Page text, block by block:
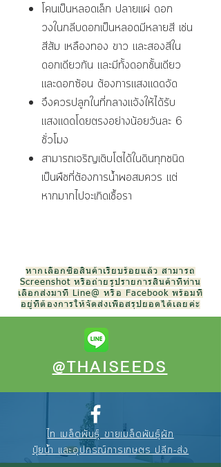
โคนเป็นหลอดเล็ก ปลายแผ่ ดอก
วงในกลีบดอกเป็นหลอดมีหลายสี เช่น
สีส้ม เหลืองทอง ขาว และสองสีใน
ดอกเดียวกัน และมีทั้งดอกชั้นเดียว
และดอกซ้อน ต้องการแสงแดดจัด
จึงควรปลูกในที่กลางแจ้งให้ได้รับ
แสงแดดโดยตรงอย่างน้อยวันละ 6
ชั่วโมง
สามารถเจริญเติบโตได้ในดินทุกชนิด
เป็นพืชที่ต้องการน้ำพอสมควร แต่
หากมากไปจะเกิดเชื้อรา
หากเลือกซื้อสินค้าเรียบร้อยแล้ว สามารถ
Screenshot หรือถ่ายรูปรายการสินค้าที่ท่าน
เลือกส่งมาที่ Line@ หรือ Facebook พร้อมที่
อยู่ที่ต้องการให้จัดส่งเพื่อสรุปยอดได้เลยค่ะ
@THAISEEDS
ไท เมล็ดพันธุ์ ขายเมล็ดพันธุ์ผัก
ปุ๋ยน้ำ และอุปกรณ์การเกษตร ปลีก-ส่ง